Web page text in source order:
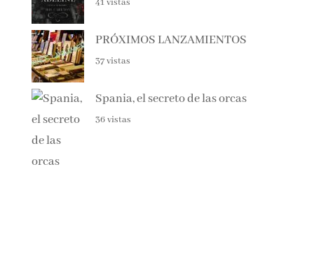
41 vistas
PRÓXIMOS LANZAMIENTOS
37 vistas
Spania, el secreto de las orcas
36 vistas